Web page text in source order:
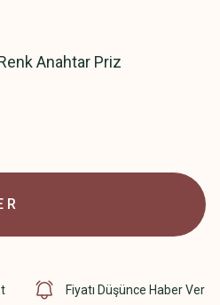
Anahtar Priz
Fiyatı Düşünce Haber Ver